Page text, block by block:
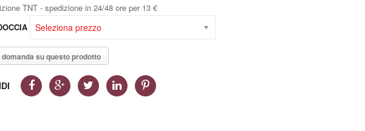
TNT - spedizione in 24/48 ore per 13 €
Seleziona prezzo
domanda su questo prodotto